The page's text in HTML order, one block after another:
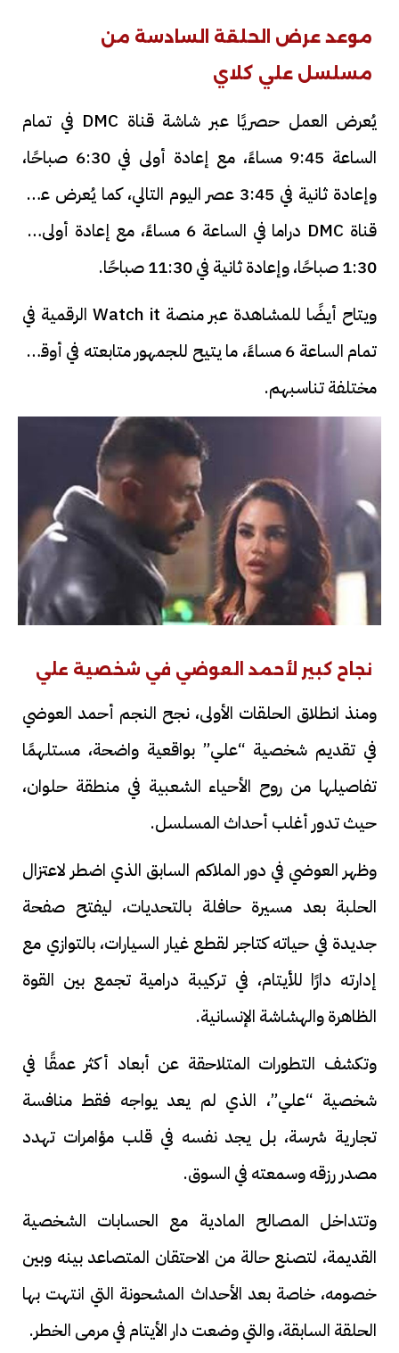
موعد عرض الحلقة السادسة من
مسلسل علي كلاي
يُعرض العمل حصريًا عبر شاشة قناة DMC في تمام
الساعة 9:45 مساءً، مع إعادة أولى في 6:30 صباحًا،
وإعادة ثانية في 3:45 عصر اليوم التالي، كما يُعرض على
قناة DMC دراما في الساعة 6 مساءً، مع إعادة أولى في
1:30 صباحًا، وإعادة ثانية في 11:30 صباحًا.
ويتاح أيضًا للمشاهدة عبر منصة Watch it الرقمية في
تمام الساعة 6 مساءً، ما يتيح للجمهور متابعته في أوقات
مختلفة تناسبهم.
نجاح كبير لأحمد العوضي في شخصية علي
ومنذ انطلاق الحلقات الأولى، نجح النجم أحمد العوضي
في تقديم شخصية “علي” بواقعية واضحة، مستلهمًا
تفاصيلها من روح الأحياء الشعبية في منطقة حلوان،
حيث تدور أغلب أحداث المسلسل.
وظهر العوضي في دور الملاكم السابق الذي اضطر لاعتزال
الحلبة بعد مسيرة حافلة بالتحديات، ليفتح صفحة
جديدة في حياته كتاجر لقطع غيار السيارات، بالتوازي مع
إدارته دارًا للأيتام، في تركيبة درامية تجمع بين القوة
الظاهرة والهشاشة الإنسانية.
وتكشف التطورات المتلاحقة عن أبعاد أكثر عمقًا في
شخصية “علي”، الذي لم يعد يواجه فقط منافسة
تجارية شرسة، بل يجد نفسه في قلب مؤامرات تهدد
مصدر رزقه وسمعته في السوق.
وتتداخل المصالح المادية مع الحسابات الشخصية
القديمة، لتصنع حالة من الاحتقان المتصاعد بينه وبين
خصومه، خاصة بعد الأحداث المشحونة التي انتهت بها
الحلقة السابقة، والتي وضعت دار الأيتام في مرمى الخطر.